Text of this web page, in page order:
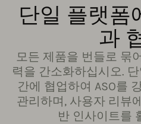
단일 플랫폼
과
모든 제품을 번들로 묶
력을 간소화하십시오.
간에 협업하여 ASO를
관리하며, 사용자 리뷰
반 인사이트를